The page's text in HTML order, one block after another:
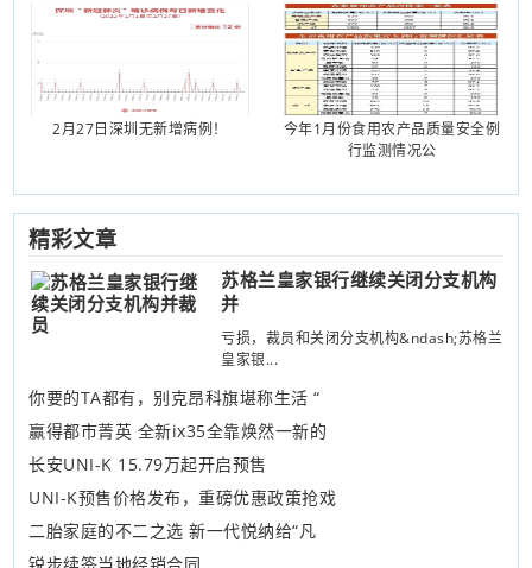
2月27日深圳无新增病例！
今年1月份食用农产品质量安全例
行监测情况公
精彩文章
苏格兰皇家银行继续关闭分支机构
并
亏损，裁员和关闭分支机构&ndash;苏格兰
皇家银...
你要的TA都有，别克昂科旗堪称生活 “
赢得都市菁英 全新ix35全靠焕然一新的
长安UNI-K 15.79万起开启预售
UNI-K预售价格发布，重磅优惠政策抢戏
二胎家庭的不二之选 新一代悦纳给“凡
锐步续签当地经销合同